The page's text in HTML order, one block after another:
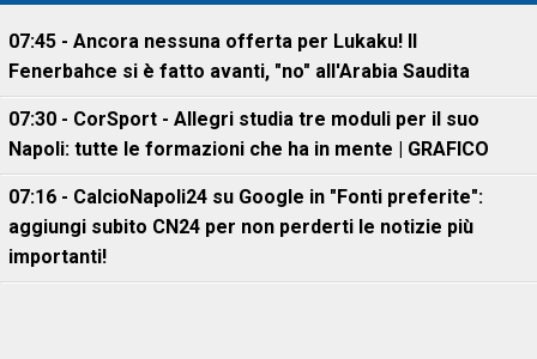
07:45 - Ancora nessuna offerta per Lukaku! Il
Fenerbahce si è fatto avanti, "no" all'Arabia Saudita
07:30 - CorSport - Allegri studia tre moduli per il suo
Napoli: tutte le formazioni che ha in mente | GRAFICO
07:16 - CalcioNapoli24 su Google in "Fonti preferite":
aggiungi subito CN24 per non perderti le notizie più
importanti!